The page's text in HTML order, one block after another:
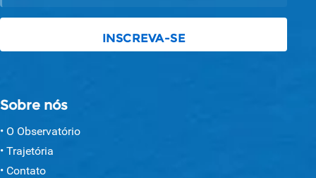
Sobre nós
O Observatório
Trajetória
Contato